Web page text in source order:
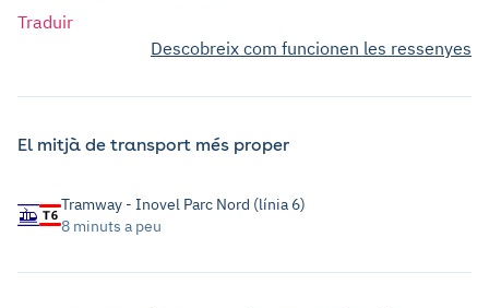
Traduir
Descobreix com funcionen les ressenyes
El mitjà de transport més proper
Tramway - Inovel Parc Nord (línia 6)
8 minuts a peu